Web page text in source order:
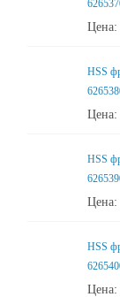
Цена:
HSS
Цена:
HSS
Цена:
HSS
Цена: